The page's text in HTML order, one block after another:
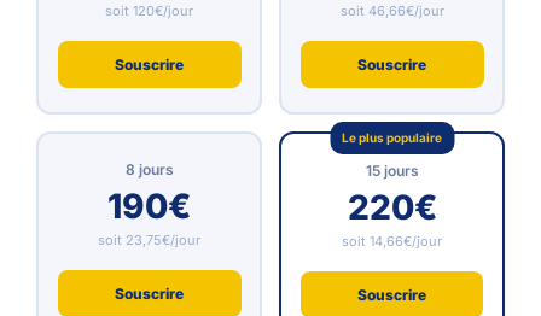
soit 120€/jour
Souscrire
soit 46,66€/jour
Souscrire
8 jours
190€
soit 23,75€/jour
Souscrire
Le plus populaire
15 jours
220€
soit 14,66€/jour
Souscrire